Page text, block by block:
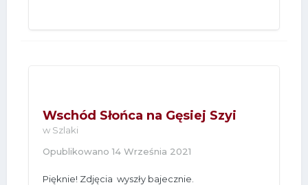
Wschód Słońca na Gęsiej Szyi
w Szlaki
Opublikowano14 Września 2021
Pięknie! Zdjęcia wyszły bajecznie.